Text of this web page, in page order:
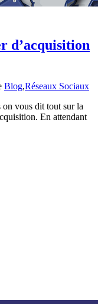
d’acquisition
Blog,Réseaux Sociaux
vous dit tout sur la
En attendant